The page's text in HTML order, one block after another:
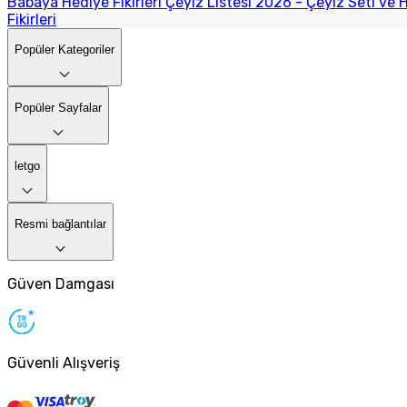
Fikirleri
Popüler Kategoriler
Popüler Sayfalar
letgo
Resmi bağlantılar
Güven Damgası
Güvenli Alışveriş